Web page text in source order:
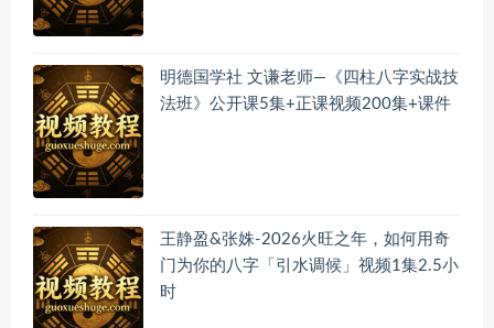
明德国学社 文谦老师—《四柱八字实战技
法班》公开课5集+正课视频200集+课件
王静盈&张姝-2026火旺之年，如何用奇
门为你的八字「引水调候」视频1集2.5小
时